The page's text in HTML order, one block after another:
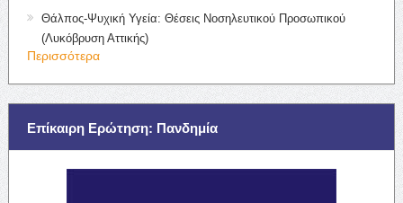
Θάλπος-Ψυχική Υγεία: Θέσεις Νοσηλευτικού Προσωπικού
(Λυκόβρυση Αττικής)
Περισσότερα
Επίκαιρη Ερώτηση: Πανδημία